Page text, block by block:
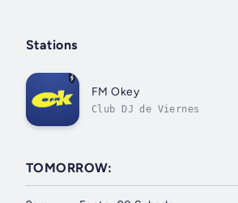
Stations
FM Okey
Club DJ de Viernes
TOMORROW: